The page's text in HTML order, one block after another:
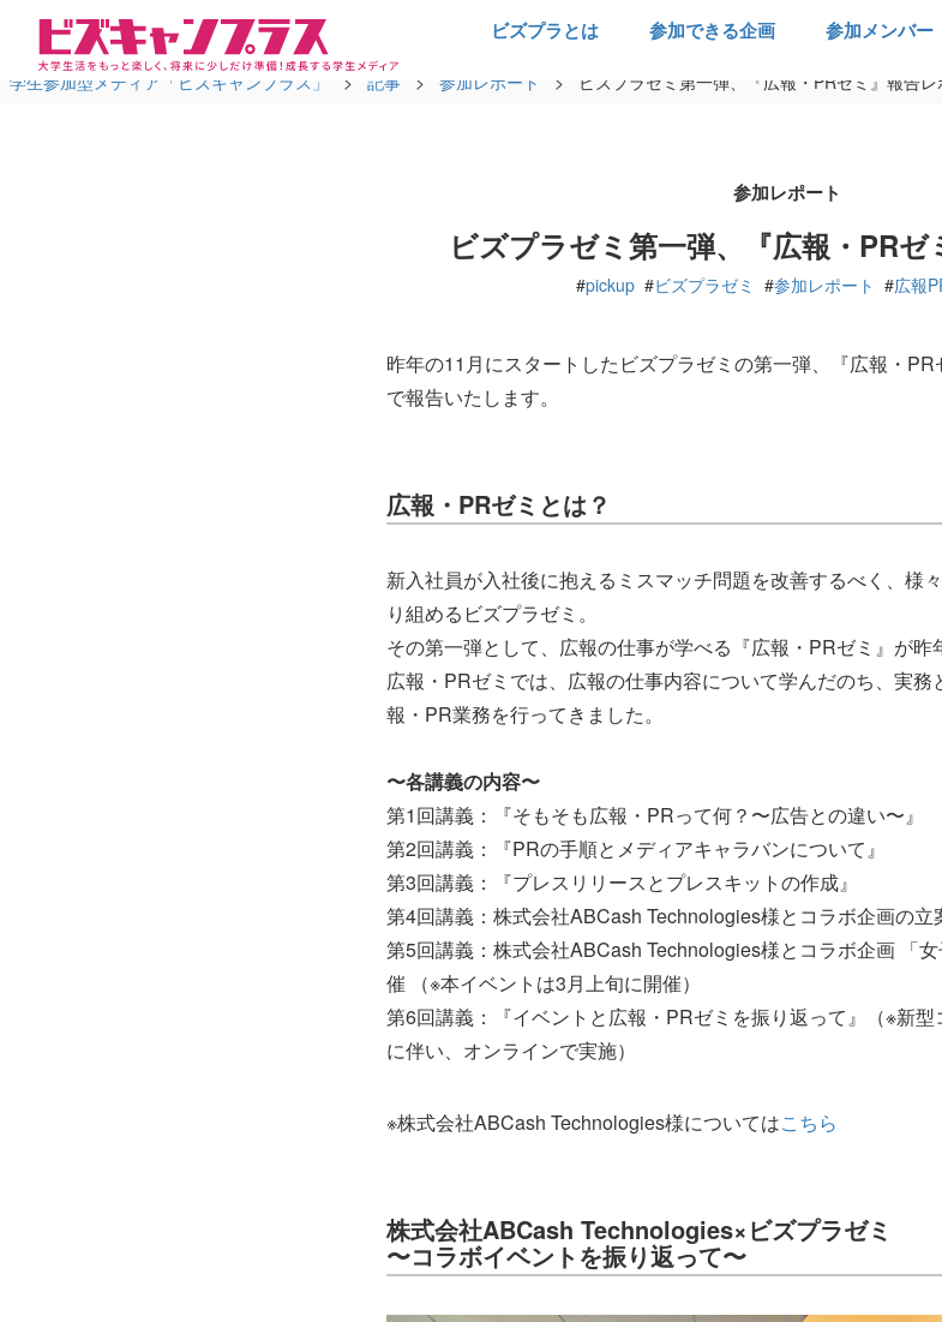
ビズプラとは 参加できる企画 参加メンバー
学生参加型メディア「ビズキャンプラス」 > 記事 > 参加レポート > ビズプラゼミ第一弾、『広報・PRゼミ』報告レ
参加レポート
ビズプラゼミ第一弾、『広報・PRゼ
#pickup #ビズプラゼミ #参加レポート #広報
昨年の11月にスタートしたビズプラゼミの第一弾、『広報・
で報告いたします。
広報・PRゼミとは？
新入社員が入社後に抱えるミスマッチ問題を改善するべく、様
り組めるビズプラゼミ。
その第一弾として、広報の仕事が学べる『広報・PRゼミ』が昨
広報・PRゼミでは、広報の仕事内容について学んだのち、実
報・PR業務を行ってきました。
〜各講義の内容〜
第1回講義：『そもそも広報・PRって何？〜広告との違い〜』
第2回講義：『PRの手順とメディアキャラバンについて』
第3回講義：『プレスリリースとプレスキットの作成』
第4回講義：株式会社ABCash Technologies様とコラボ企画の立
第5回講義：株式会社ABCash Technologies様とコラボ企画 「
催 （※本イベントは3月上旬に開催）
第6回講義：『イベントと広報・PRゼミを振り返って』（※新
に伴い、オンラインで実施）
※株式会社ABCash Technologies様についてはこちら
株式会社ABCash Technologies×ビズプラゼミ
〜コラボイベントを振り返って〜